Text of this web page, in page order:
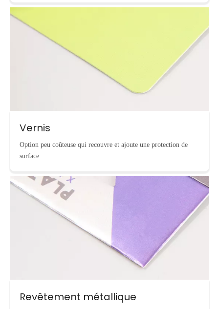
Vernis
Option peu coûteuse qui recouvre et ajoute une protection de
surface
Revêtement métallique